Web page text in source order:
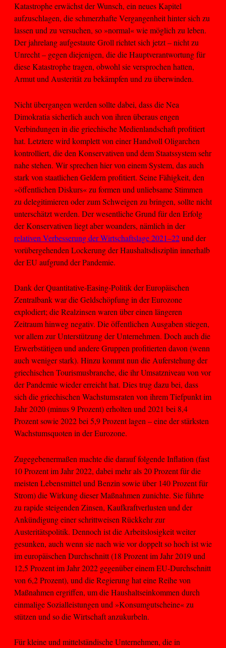
Katastrophe erwächst der Wunsch, ein neues Kapitel
aufzuschlagen, die schmerzhafte Vergangenheit hinter sich zu
lassen und zu versuchen, so »normal« wie möglich zu leben.
Der jahrelang aufgestaute Groll richtet sich jetzt – nicht zu
Unrecht – gegen diejenigen, die die Hauptverantwortung für
diese Katastrophe tragen, obwohl sie versprochen hatten,
Armut und Austerität zu bekämpfen und zu überwinden.
Nicht übergangen werden sollte dabei, dass die Nea
Dimokratia sicherlich auch von ihren überaus engen
Verbindungen in die griechische Medienlandschaft profitiert
hat. Letztere wird komplett von einer Handvoll Oligarchen
kontrolliert, die den Konservativen und dem Staatssystem sehr
nahe stehen. Wir sprechen hier von einem System, das auch
stark von staatlichen Geldern profitiert. Seine Fähigkeit, den
»öffentlichen Diskurs« zu formen und unliebsame Stimmen
zu delegitimieren oder zum Schweigen zu bringen, sollte nicht
unterschätzt werden. Der wesentliche Grund für den Erfolg
der Konservativen liegt aber woanders, nämlich in der
relativen Verbesserung der Wirtschaftslage 2021–22und der
vorübergehenden Lockerung der Haushaltsdisziplin innerhalb
der EU aufgrund der Pandemie.
Dank der Quantitative-Easing-Politik der Europäischen
Zentralbank war die Geldschöpfung in der Eurozone
explodiert; die Realzinsen waren über einen längeren
Zeitraum hinweg negativ. Die öffentlichen Ausgaben stiegen,
vor allem zur Unterstützung der Unternehmen. Doch auch die
Erwerbstätigen und andere Gruppen profitierten davon (wenn
auch weniger stark). Hinzu kommt nun die Auferstehung der
griechischen Tourismusbranche, die ihr Umsatzniveau von vor
der Pandemie wieder erreicht hat. Dies trug dazu bei, dass
sich die griechischen Wachstumsraten von ihrem Tiefpunkt im
Jahr 2020 (minus 9 Prozent) erholten und 2021 bei 8,4
Prozent sowie 2022 bei 5,9 Prozent lagen – eine der stärksten
Wachstumsquoten in der Eurozone.
Zugegebenermaßen machte die darauf folgende Inflation (fast
10 Prozent im Jahr 2022, dabei mehr als 20 Prozent für die
meisten Lebensmittel und Benzin sowie über 140 Prozent für
Strom) die Wirkung dieser Maßnahmen zunichte. Sie führte
zu rapide steigenden Zinsen, Kaufkraftverlusten und der
Ankündigung einer schrittweisen Rückkehr zur
Austeritätspolitik. Dennoch ist die Arbeitslosigkeit weiter
gesunken, auch wenn sie nach wie vor doppelt so hoch ist wie
im europäischen Durchschnitt (18 Prozent im Jahr 2019 und
12,5 Prozent im Jahr 2022 gegenüber einem EU-Durchschnitt
von 6,2 Prozent), und die Regierung hat eine Reihe von
Maßnahmen ergriffen, um die Haushaltseinkommen durch
einmalige Sozialleistungen und »Konsumgutscheine« zu
stützen und so die Wirtschaft anzukurbeln.
Für kleine und mittelständische Unternehmen, die in